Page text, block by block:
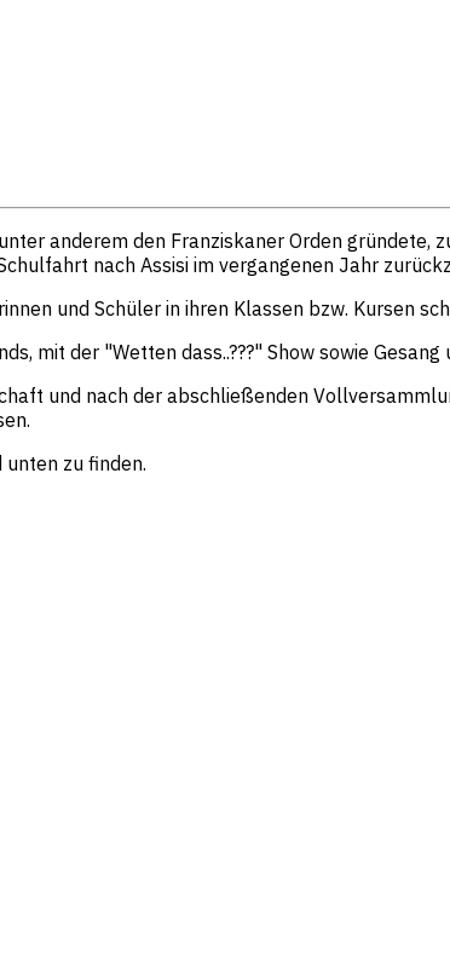
anderem den Franziskaner Orden
nach Assisi im vergangenen Jahr
und Schüler in ihren Klassen bzw. Kursen
mit der "Wetten dass..???" Show sowie
und nach der abschließenden
zu finden.